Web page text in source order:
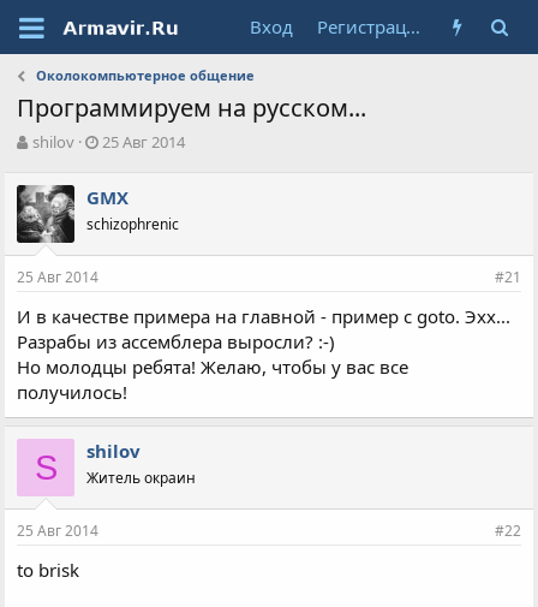
Вход Регистрация
Околокомпьютерное общение
Программируем на русском...
А
т
о
р
т
е
ы
shilov
Д
а
н
л
а
25 Авг 2014
GMX
schizophrenic
25 Авг 2014 #21
И в качестве примера на главной - пример с goto. Эхх...
Разрабы из ассемблера выросли? :-)
Но молодцы ребята! Желаю, чтобы у вас все
получилось!
S shilov
Житель окраин
25 Авг 2014 #22
to brisk